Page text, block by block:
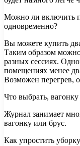
Можно ли включить
одновременно?
Вы можете купить
Таким образом
разных сессиях.
помещениях менее
Возможен перегрев,
Что выбрать,
Журнал занимает
вагонку или брус.
Как упростить